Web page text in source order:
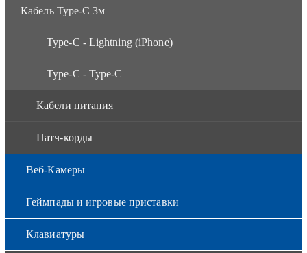
Кабель Type-C 3м
Type-C - Lightning (iPhone)
Type-C - Type-C
Кабели питания
Патч-корды
Веб-Камеры
Геймпады и игровые приставки
Клавиатуры